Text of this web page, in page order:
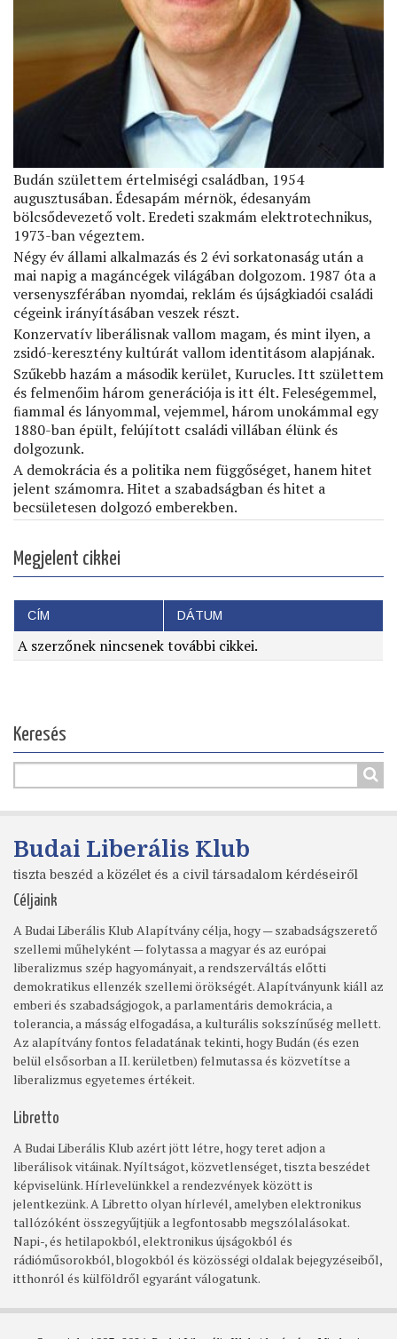
Budán születtem értelmiségi családban, 1954
augusztusában. Édesapám mérnök, édesanyám
bölcsődevezető volt. Eredeti szakmám elektrotechnikus,
1973-ban végeztem.
Négy év állami alkalmazás és 2 évi sorkatonaság után a
mai napig a magáncégek világában dolgozom. 1987 óta a
versenyszférában nyomdai, reklám és újságkiadói családi
cégeink irányításában veszek részt.
Konzervatív liberálisnak vallom magam, és mint ilyen, a
zsidó-keresztény kultúrát vallom identitásom alapjának.
Szűkebb hazám a második kerület, Kurucles. Itt születtem
és felmenőim három generációja is itt élt. Feleségemmel,
ﬁammal és lányommal, vejemmel, három unokámmal egy
1880-ban épült, felújított családi villában élünk és
dolgozunk.
A demokrácia és a politika nem függőséget, hanem hitet
jelent számomra. Hitet a szabadságban és hitet a
becsületesen dolgozó emberekben.
Megjelent cikkei
CÍM DÁTUM
A szerzőnek nincsenek további cikkei.
Keresés
Budai Liberális Klub
tiszta beszéd a közélet és a civil társadalom kérdéseiről
Céljaink
A Budai Liberális Klub Alapítvány célja, hogy — szabadságszerető
szellemi műhelyként — folytassa a magyar és az európai
liberalizmus szép hagyományait, a rendszerváltás előtti
demokratikus ellenzék szellemi örökségét. Alapítványunk kiáll az
emberi és szabadságjogok, a parlamentáris demokrácia, a
tolerancia, a másság elfogadása, a kulturális sokszínűség mellett.
Az alapítvány fontos feladatának tekinti, hogy Budán (és ezen
belül elsősorban a II. kerületben) felmutassa és közvetítse a
liberalizmus egyetemes értékeit.
Libretto
A Budai Liberális Klub azért jött létre, hogy teret adjon a
liberálisok vitáinak. Nyíltságot, közvetlenséget, tiszta beszédet
képviselünk. Hírlevelünkkel a rendezvények között is
jelentkezünk. A Libretto olyan hírlevél, amelyben elektronikus
tallózóként összegyűjtjük a legfontosabb megszólalásokat.
Napi-, és hetilapokból, elektronikus újságokból és
rádióműsorokból, blogokból és közösségi oldalak bejegyzéseiből,
itthonról és külföldről egyaránt válogatunk.